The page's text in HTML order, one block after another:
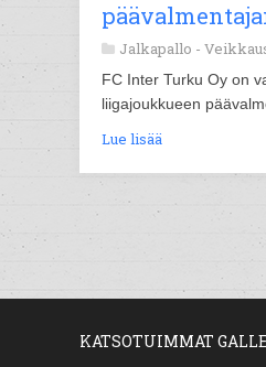
Jalkapallo -
FC Inter Turku Oy on
liigajoukkueen
Lue lisää
KATSOTUIMMAT